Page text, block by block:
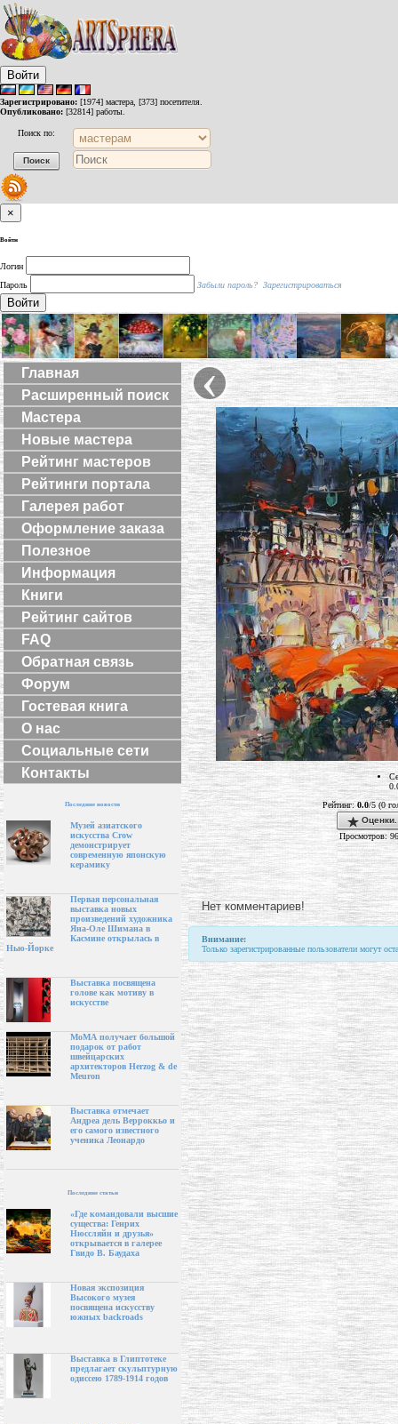
Войти
Зарегистрировано: [1974] мастера, [373] посетителя.
Опубликовано: [32814] работы.
Поиск по:
×
Войти
Логин
Пароль
Забыли пароль? Зарегистрироваться
Войти
Главная
Расширенный поиск
Мастера
Новые мастера
Рейтинг мастеров
Рейтинги портала
Галерея работ
Оформление заказа
Полезное
Информация
Книги
Рейтинг сайтов
FAQ
Обратная связь
Форум
Гостевая книга
О нас
Социальные сети
Контакты
Последние новости
Музей азиатского
искусства Crow
демонстрирует
современную японскую
керамику
Первая персональная
выставка новых
произведений художника
Яна-Оле Шимана в
Касмине открылась в
Нью-Йорке
Выставка посвящена
голове как мотиву в
искусстве
МоМА получает большой
подарок от работ
швейцарских
архитекторов Herzog & de
Meuron
Выставка отмечает
Андреа дель Верроккьо и
его самого известного
ученика Леонардо
Последние статьи
«Где командовали высшие
существа: Генрих
Нюссляйн и друзья»
открывается в галерее
Гвидо В. Баудаха
Новая экспозиция
Высокого музея
посвящена искусству
южных backroads
Выставка в Глиптотеке
предлагает скульптурную
одиссею 1789-1914 годов
‹
Рейтинг:0.0/5 (0
Оценки.
Просмотров:
Нет комментариев!
Внимание:
Только зарегистрированные пользователи могут